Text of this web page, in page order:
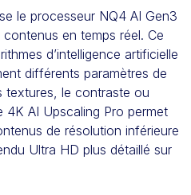
le processeur NQ4 AI Gen3
en temps réel. Ce
d’intelligence artificielle
différents paramètres de
textures, le contraste ou
AI Upscaling Pro permet
de résolution inférieure
Ultra HD plus détaillé sur